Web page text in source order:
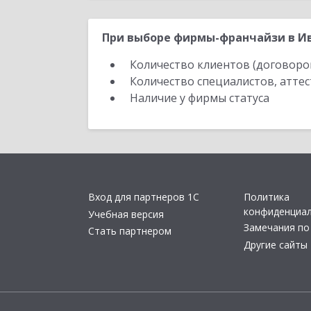
При выборе фирмы-франчайзи в
Количество клиентов
Количество специалистов,
Наличие у фирмы статуса
Вход для партнеров 1С
Учебная версия
Стать партнером
Политика
Замечания по
Другие сайты